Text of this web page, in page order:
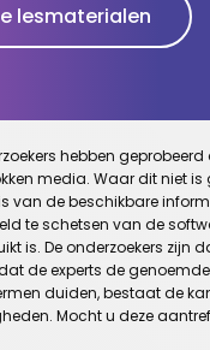
lesmaterialen
hebben
media. Waar dit niet is
van de beschikbare
te schetsen van de
is. De onderzoekers zijn
de experts de
duiden, bestaat de
Mocht u deze